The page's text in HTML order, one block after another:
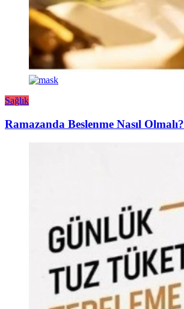
Sağlık
Ramazanda Beslenme Nasıl Olmalı?